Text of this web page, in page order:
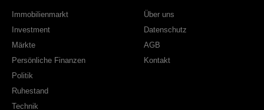
Immobilienmarkt
Investment
Märkte
Persönliche Finanzen
Politik
Ruhestand
Technik
Über uns
Datenschutz
AGB
Kontakt